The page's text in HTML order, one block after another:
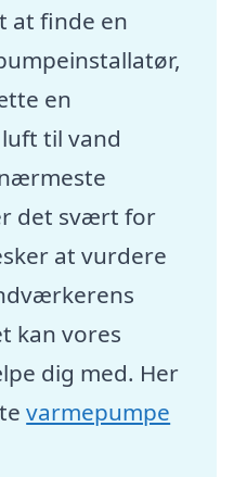
at finde en
en
til vand
det svært for
at vurdere
kan vores
dig med. Her
varmepumpe